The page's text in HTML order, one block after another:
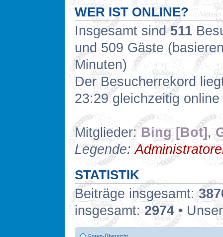
WER IST ONLINE?
Insgesamt sind511
und 509 Gäste
Minuten)
Der Besucherrekord
23:29 gleichzeitig
Mitglieder:Bing [Bot],
Legende:
STATISTIK
Beiträge insgesamt:
insgesamt:2974 •